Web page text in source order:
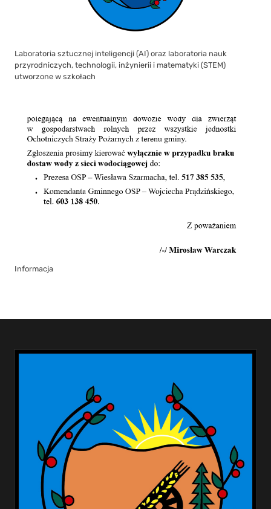
Laboratoria sztucznej inteligencji (AI) oraz laboratoria nauk
przyrodniczych, technologii, inżynierii i matematyki (STEM)
utworzone w szkołach
Informacja